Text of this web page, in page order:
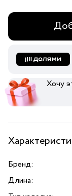
Хочу
Бренд:
Длина: